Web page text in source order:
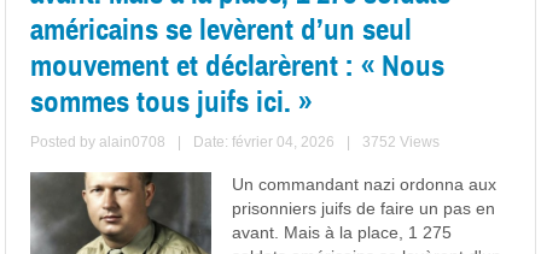
américains se levèrent d’un seul
mouvement et déclarèrent : « Nous
sommes tous juifs ici. »
Posted byalain0708 Date: février 04, 2026 3752 Views
Un commandant nazi ordonna aux
prisonniers juifs de faire un pas en
avant. Mais à la place, 1 275